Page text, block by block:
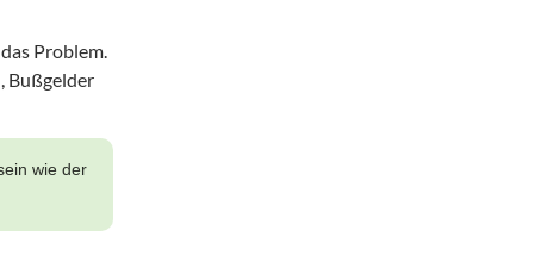
Problem.
Bußgelder
wie der